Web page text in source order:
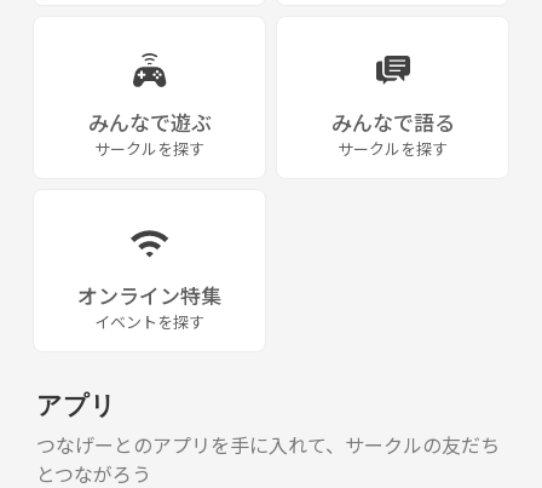
みんなで遊ぶ
サークルを探す
みんなで語る
サークルを探す
オンライン特集
イベントを探す
アプリ
つなげーとのアプリを手に入れて、サークルの友だち
とつながろう